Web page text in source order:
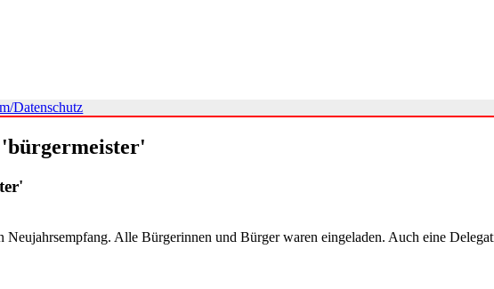
Datenschutz
Neujahrsempfang. Alle Bürgerinnen und Bürger waren eingeladen. Auch eine